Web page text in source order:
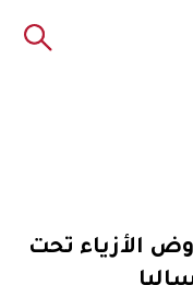
الأزياء تحت